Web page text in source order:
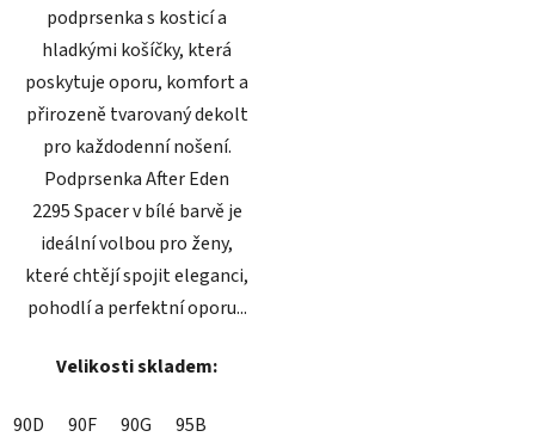
podprsenka s kosticí a
hladkými košíčky, která
poskytuje oporu, komfort a
přirozeně tvarovaný dekolt
pro každodenní nošení.
Podprsenka After Eden
2295 Spacer v bílé barvě je
ideální volbou pro ženy,
které chtějí spojit eleganci,
pohodlí a perfektní oporu...
Velikosti skladem:
90D 90F 90G 95B